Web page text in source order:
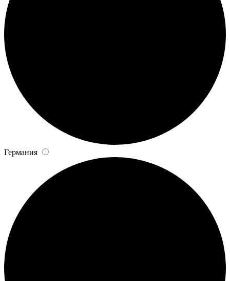
Германия